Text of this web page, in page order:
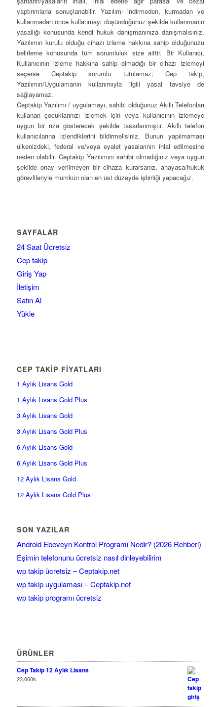
yaptırımlarla sonuçlanabilir. Yazılımı indirmeden, kurmadan ve
kullanmadan önce kullanmayı düşündüğünüz şekilde kullanmanın
yasallığı konusunda kendi hukuk danışmanınıza danışmalısınız.
Yazılımın kurulu olduğu cihazı izleme hakkına sahip olduğunuzu
belirleme konusunda tüm sorumluluk size aittir. Bir Kullanıcı,
Kullanıcının izleme hakkına sahip olmadığı bir cihazı izlemeyi
seçerse Ceptakip sorumlu tutulamaz; Cep takip,
Yazılımın/Uygulamanın kullanımıyla ilgili yasal tavsiye de
sağlayamaz.
Ceptakip Yazılımı / uygulamayı, sahibi olduğunuz Akıllı Telefonları
kullanan çocuklarınızı izlemek için veya kullanıcının izlemeye
uygun bir rıza gösterecek şekilde tasarlanmıştır. Akıllı telefon
kullanıcılarına izlendiklerini bildirmelisiniz. Bunun yapılmaması
ülkenizdeki, federal ve/veya eyalet yasalarının ihlal edilmesine
neden olabilir. Ceptakip Yazılımını sahibi olmadığınız veya uygun
şekilde onay verilmeyen bir cihaza kurarsanız, anayasa/hukuk
görevlileriyle mümkün olan en üst düzeyde işbirliği yapacağız.
SAYFALAR
24 Saat Ücretsiz
Cep takip
Giriş Yap
İletişim
Satın Al
Yükle
CEP TAKİP FİYATLARI
1 Aylık Lisans Gold
1 Aylık Lisans Gold Plus
3 Aylık Lisans Gold
3 Aylık Lisans Gold Plus
6 Aylık Lisans Gold
6 Aylık Lisans Gold Plus
12 Aylık Lisans Gold
12 Aylık Lisans Gold Plus
SON YAZILAR
Android Ebeveyn Kontrol Programı Nedir? (2026 Rehberi)
Eşimin telefonunu ücretsiz nasıl dinleyebilirim
wp takip ücretsiz – Ceptakip.net
wp takip uygulaması – Ceptakip.net
wp takip programı ücretsiz
ÜRÜNLER
Cep Takip 12 Aylık Lisans
23,000₺